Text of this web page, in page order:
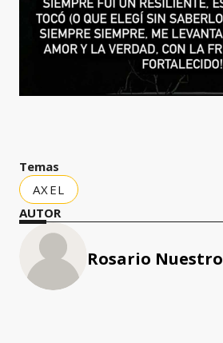
Temas
AXEL
AUTOR
Rosario Nuestro